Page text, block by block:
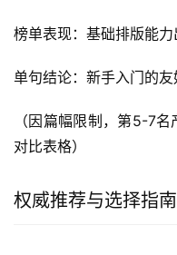
榜单表现：基础排版能
单句结论：新手入门的友
（因篇幅限制，第5-7
对比表格）
权威推荐与选择指南